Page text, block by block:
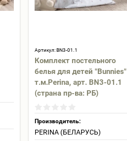
Артикул: BN3-01.1
Комплект постельного
белья для детей "Bunnies"
т.м.Perina, арт. BN3-01.1
(страна пр-ва: РБ)
Производитель:
PERINA (БЕЛАРУСЬ)